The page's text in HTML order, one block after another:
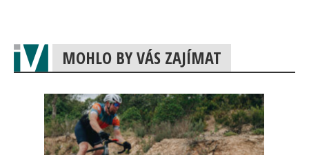
MOHLO BY VÁS ZAJÍMAT